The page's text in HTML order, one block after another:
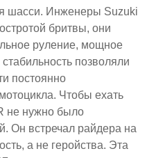
шасси. Инженеры Suzuki
бритвы, они
руление, мощное
позволяли
постоянно
Чтобы ехать
не нужно было
Он встречал райдера на
а не геройства. Эта